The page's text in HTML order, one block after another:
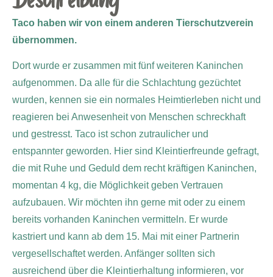
Taco haben wir von einem anderen Tierschutzverein
übernommen.
Dort wurde er zusammen mit fünf weiteren Kaninchen
aufgenommen. Da alle für die Schlachtung gezüchtet
wurden, kennen sie ein normales Heimtierleben nicht und
reagieren bei Anwesenheit von Menschen schreckhaft
und gestresst. Taco ist schon zutraulicher und
entspannter geworden. Hier sind Kleintierfreunde gefragt,
die mit Ruhe und Geduld dem recht kräftigen Kaninchen,
momentan 4 kg, die Möglichkeit geben Vertrauen
aufzubauen. Wir möchten ihn gerne mit oder zu einem
bereits vorhanden Kaninchen vermitteln. Er wurde
kastriert und kann ab dem 15. Mai mit einer Partnerin
vergesellschaftet werden. Anfänger sollten sich
ausreichend über die Kleintierhaltung informieren, vor